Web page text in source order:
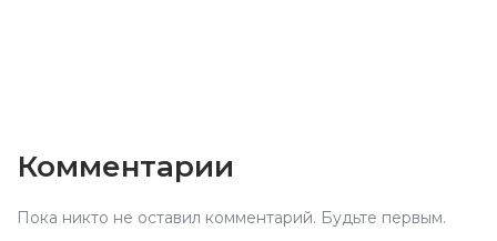
Комментарии
Пока никто не оставил комментарий. Будьте первым.